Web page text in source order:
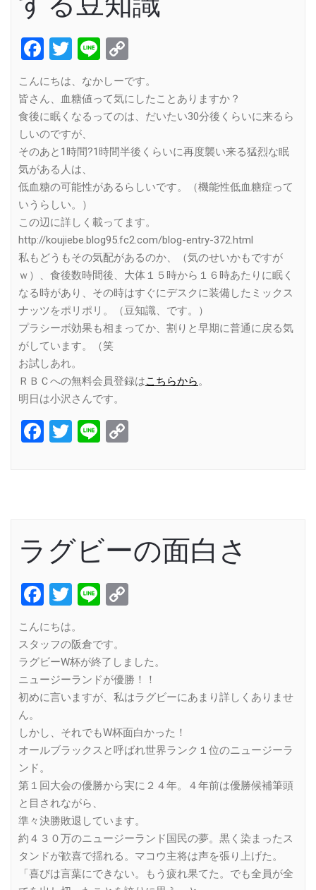
Facebook
Twitter
Line
Link
こんにちは、なかしーです。
皆さん、血糖値って気にしたことありますか？
食後に眠くなるってのは、だいたい30分後くらいに来るら
しいのですが、
そのあと1時間?1時間半後くらいに再度襲い来る猛烈な眠
気がある人は、
低血糖の可能性があるらしいです。（機能性低血糖症って
いうらしい。）
この辺に詳しく載ってます。
http://koujiebe.blog95.fc2.com/blog-entry-372.html
私もどうもその気配があるのか、（気のせいかもですが
ｗ）、食後数時間後、大体１５時から１６時あたりに眠く
なる時があり、その時はすぐにデスクに装備したミックス
ナッツをポリポリ。（豆知識、です。）
プラシーボ効果も相まってか、割りと早期に普通に戻る気
がしています。（笑
お試しあれ。
ＲＢＣへの無料会員登録はこちらから。
明日は小沢さんです。
Facebook
Twitter
Line
ラグビーの面白さ
Facebook
Twitter
Line
こんにちは。
スタッフの阪倉です。
ラグビーW杯が終了しました。
ニュージーランドが優勝！！
初めに言いますが、私はラグビーにあまり詳しくありませ
ん。
しかし、それでもW杯面白かった！
オールブラックスと呼ばれ世界ランク１位のニュージーラ
ンド。
第１回大会の優勝から実に２４年。４年前は優勝候補筆頭
と目されながら、
準々決勝敗退しています。
約４３０万のニュージーランド国民の夢。黒く染まったス
タンドが歓喜で揺れる。マコウ主将は声を張り上げた。
「喜びは言葉にできない。もう疲れ果てた。でも全員が全